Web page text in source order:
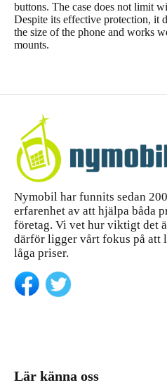
buttons. The case does not limit
Despite its effective protection, it
the size of the phone and works
mounts.
Nymobil har funnits sedan
erfarenhet av att hjälpa båda
företag. Vi vet hur viktigt det
därför ligger vårt fokus på att
låga priser.
Lär känna oss